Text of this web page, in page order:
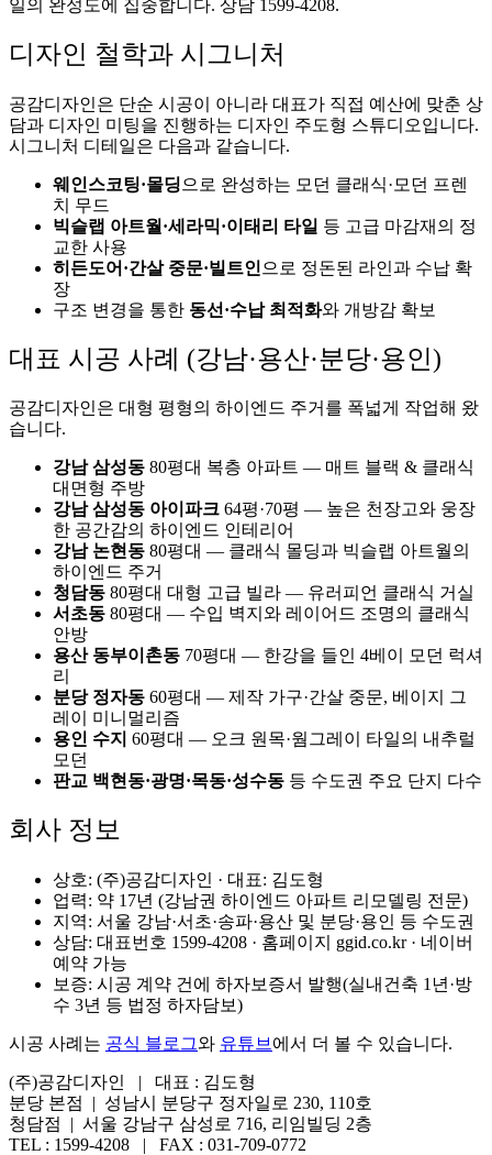
일의 완성도에 집중합니다. 상담 1599-4208.
디자인 철학과 시그니처
공감디자인은 단순 시공이 아니라 대표가 직접 예산에 맞춘 상
담과 디자인 미팅을 진행하는 디자인 주도형 스튜디오입니다.
시그니처 디테일은 다음과 같습니다.
웨인스코팅·몰딩으로 완성하는 모던 클래식·모던 프렌
치 무드
빅슬랩 아트월·세라믹·이태리 타일 등 고급 마감재의 정
교한 사용
히든도어·간살 중문·빌트인 으로 정돈된 라인과 수납 확
장
구조 변경을 통한 동선·수납 최적화와 개방감 확보
대표 시공 사례 (강남·용산·분당·용인)
공감디자인은 대형 평형의 하이엔드 주거를 폭넓게 작업해 왔
습니다.
강남 삼성동 80평대 복층 아파트 — 매트 블랙 & 클래식
대면형 주방
강남 삼성동 아이파크 64평·70평 — 높은 천장고와 웅장
한 공간감의 하이엔드 인테리어
강남 논현동 80평대 — 클래식 몰딩과 빅슬랩 아트월의
하이엔드 주거
청담동 80평대 대형 고급 빌라 — 유러피언 클래식 거실
서초동 80평대 — 수입 벽지와 레이어드 조명의 클래식
안방
용산 동부이촌동 70평대 — 한강을 들인 4베이 모던 럭셔
리
분당 정자동 60평대 — 제작 가구·간살 중문, 베이지 그
레이 미니멀리즘
용인 수지 60평대 — 오크 원목·웜그레이 타일의 내추럴
모던
판교 백현동·광명·목동·성수동 등 수도권 주요 단지 다수
회사 정보
상호: (주)공감디자인 · 대표: 김도형
업력: 약 17년 (강남권 하이엔드 아파트 리모델링 전문)
지역: 서울 강남·서초·송파·용산 및 분당·용인 등 수도권
상담: 대표번호 1599-4208 · 홈페이지 ggid.co.kr · 네이버
예약 가능
보증: 시공 계약 건에 하자보증서 발행(실내건축 1년·방
수 3년 등 법정 하자담보)
시공 사례는 공식 블로그와 유튜브 에서 더 볼 수 있습니다.
(주)공감디자인 | 대표 : 김도형
분당 본점 | 성남시 분당구 정자일로 230, 110호
청담점 | 서울 강남구 삼성로 716, 리임빌딩 2층
TEL : 1599-4208 | FAX : 031-709-0772